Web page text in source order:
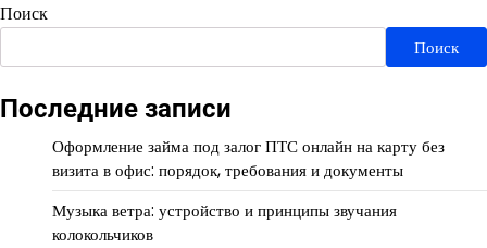
Поиск
Поиск
Последние записи
Оформление займа под залог ПТС онлайн на карту без
визита в офис: порядок, требования и документы
Музыка ветра: устройство и принципы звучания
колокольчиков